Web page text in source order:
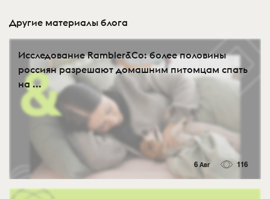
Другие материалы блога
Исследование Rambler&Co: более половины
россиян разрешают домашним питомцам спать
на ...
6 Авг 116